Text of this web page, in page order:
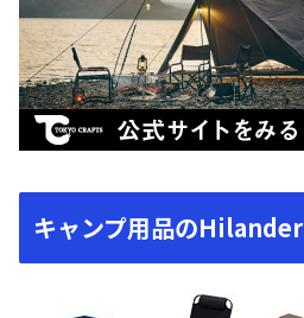
キャンプ用品のHilander